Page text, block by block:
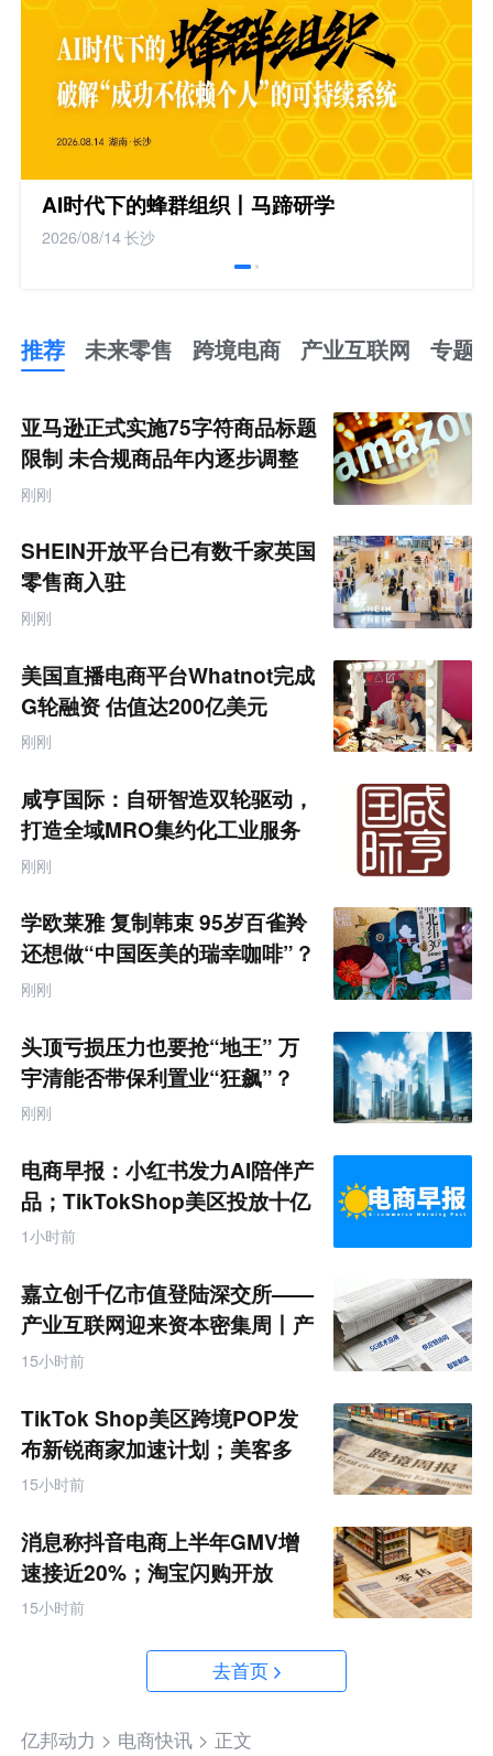
AI时代下的蜂群组织丨马蹄研学
2026/08/14长沙
推荐 未来零售 跨境电商 产业互联网 专题
未
来
零
售
跨
境
产
业
互
联
网
题
亚马逊正式实施75字符商品标题
限制 未合规商品年内逐步调整
刚刚
SHEIN开放平台已有数千家英国
零售商入驻
刚刚
美国直播电商平台Whatnot完成
G轮融资 估值达200亿美元
刚刚
咸亨国际：自研智造双轮驱动，
打造全域MRO集约化工业服务
商
刚刚
学欧莱雅 复制韩束 95岁百雀羚
还想做“中国医美的瑞幸咖啡”？
刚刚
头顶亏损压力也要抢“地王” 万
宇清能否带保利置业“狂飙”？
刚刚
电商早报：小红书发力AI陪伴产
品；TikTokShop美区投放十亿
1小时前
嘉立创千亿市值登陆深交所——
产业互联网迎来资本密集周丨产
业互联网周报
15小时前
TikTok Shop美区跨境POP发
布新锐商家加速计划；美客多
Q2营收同增50%丨跨境电商周
15小时前
消息称抖音电商上半年GMV增
速接近20%；淘宝闪购开放
MCP能力丨零售电商周报
15小时前
去首页
亿邦动力 > 电商快讯 > 正文